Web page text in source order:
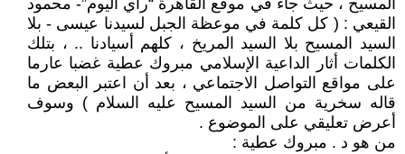
المسيح ، حيث جاء في موقع القاهرة “رأي اليوم”- محمود
القيعي : ( كل كلمة في موعظة الجبل لسيدنا عيسى - بلا
السيد المسيح بلا السيد المريخ ، كلهم أسيادنا .. ، بتلك
الكلمات أثار الداعية الإسلامي مبروك عطية غضبا عارما
على مواقع التواصل الاجتماعي ، بعد أن اعتبر البعض ما
قاله سخرية من السيد المسيح عليه السلام ) وسوف
أعرض تعليقي على الموضوع .
من هو د . مبروك عطية :